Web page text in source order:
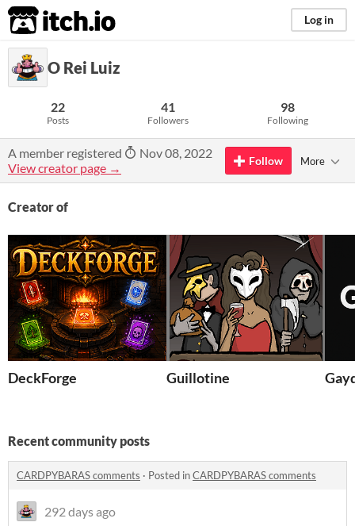
itch.io Log in
O Rei Luiz
22
Posts
41
Followers
98
Following
A member registered
Nov 08, 2022
View creator page →
Follow More
Creator of
DeckForge Guillotine
Recent community posts
CARDPYBARAS comments · Posted inCARDPYBARAS comments
292 days ago